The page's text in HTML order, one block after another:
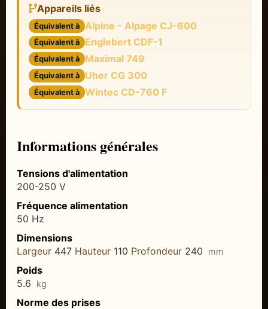
Appareils liés
Équivalent à Alpine - Alpage CJ-600
Équivalent à Englebert CDF-1
Équivalent à Maximal 749
Équivalent à Uher CG 300
Équivalent à Wintec CD-760 F
Informations générales
Tensions d'alimentation
200-250 V
Fréquence alimentation
50 Hz
Dimensions
Largeur 447 Hauteur 110 Profondeur 240 mm
Poids
5.6
kg
Norme des prises